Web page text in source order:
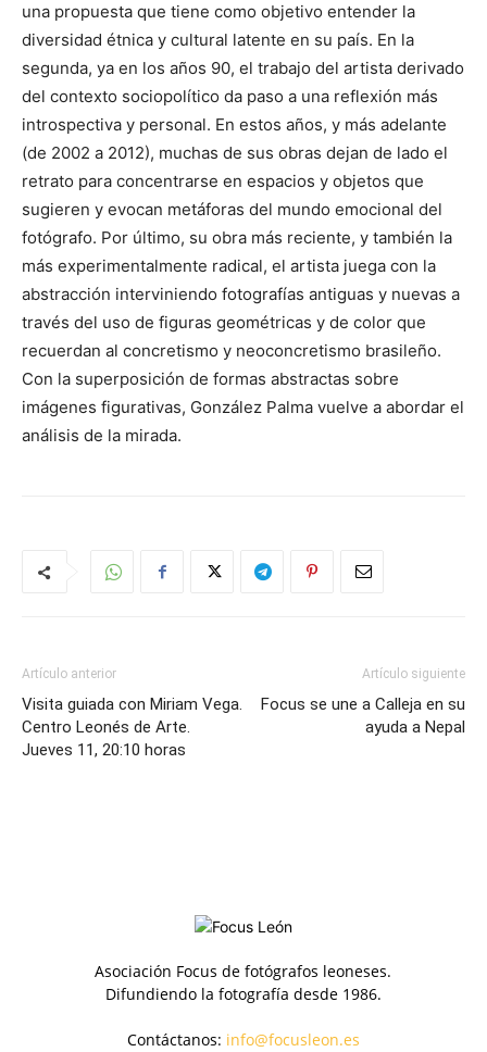
una propuesta que tiene como objetivo entender la
diversidad étnica y cultural latente en su país. En la
segunda, ya en los años 90, el trabajo del artista derivado
del contexto sociopolítico da paso a una reflexión más
introspectiva y personal. En estos años, y más adelante
(de 2002 a 2012), muchas de sus obras dejan de lado el
retrato para concentrarse en espacios y objetos que
sugieren y evocan metáforas del mundo emocional del
fotógrafo. Por último, su obra más reciente, y también la
más experimentalmente radical, el artista juega con la
abstracción interviniendo fotografías antiguas y nuevas a
través del uso de figuras geométricas y de color que
recuerdan al concretismo y neoconcretismo brasileño.
Con la superposición de formas abstractas sobre
imágenes figurativas, González Palma vuelve a abordar el
análisis de la mirada.
Artículo anterior
Visita guiada con Miriam Vega.
Centro Leonés de Arte.
Jueves 11, 20:10 horas
Artículo siguiente
Focus se une a Calleja en su
ayuda a Nepal
Asociación Focus de fotógrafos leoneses.
Difundiendo la fotografía desde 1986.
Contáctanos: info@focusleon.es